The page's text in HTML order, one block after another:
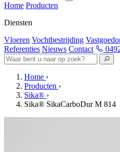
Home Producten
Diensten
Vloeren Vochtbestrijding
Referenties Nieuws Contact
Home ›
Producten ›
Sika® ›
Sika® SikaCarboDur M 814